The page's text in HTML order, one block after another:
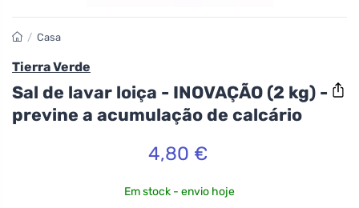
/ Casa
Tierra Verde
Sal de lavar loiça - INOVAÇÃO (2 kg) -
previne a acumulação de calcário
4,80 €
Em stock - envio hoje